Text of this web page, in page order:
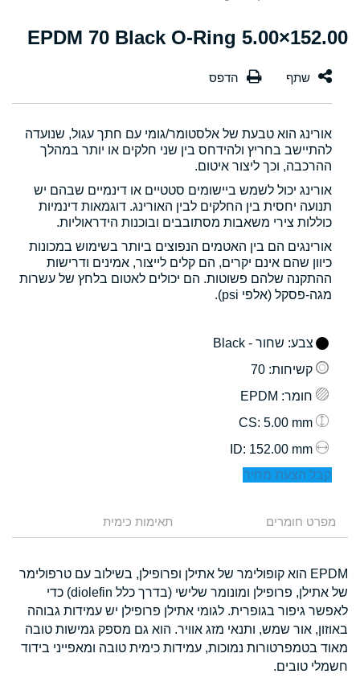
152.00×5.00 EPDM 70 Black O-Ring
אורינג הוא טבעת של אלסטומר/גומי עם חתך עגול, שנועדה
להתיישב בחריץ ולהידחס בין שני חלקים או יותר במהלך
ההרכבה, וכך ליצור איטום.
אורינג יכול לשמש ביישומים סטטיים או דינמיים שבהם יש
תנועה יחסית בין החלקים לבין האורינג. דוגמאות דינמיות
כוללות צירי משאבות מסתובבים ובוכנות הידראוליות.
אורינגים הם בין האטמים הנפוצים ביותר בשימוש במכונות
כיוון שהם אינם יקרים, הם קלים לייצור, אמינים ודרישות
ההתקנה שלהם פשוטות. הם יכולים לאטום בלחץ של עשרות
מגה-פסקל (אלפי psi).
צבע: שחור - Black
קשיחות: 70
חומר: EPDM
: 5.00 mm
: 152.00 mm
קבל הצעת מחיר
מפרט חומרים תאימות כימית
EPDM הוא קופולימר של אתילן ופרופילן, בשילוב עם טרפולימר
של אתילן, פרופילן ומונומר שלישי (בדרך כלל diolefin) כדי
לאפשר גיפור בגופרית. לגומי אתילן פרופילן יש עמידות גבוהה
באוזון, אור שמש, ותנאי מזג אוויר. הוא גם מספק גמישות טובה
מאוד בטמפרטורות נמוכות, עמידות כימית טובה ומאפייני בידוד
חשמלי טובים.